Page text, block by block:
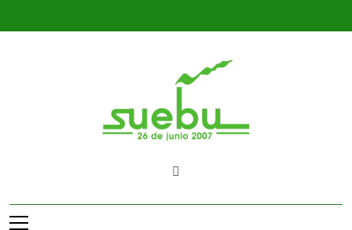
SUEBU
Sindicato Único Trabajadores UPM